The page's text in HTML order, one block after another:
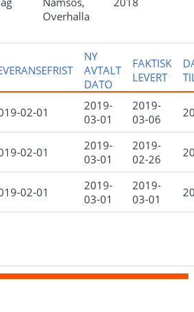
Overhalla
NY
AVTALT
DATO
FAKTISK
LEVERT
02-01
2019-
03-01
2019-
03-06
02-01
2019-
03-01
2019-
02-26
02-01
2019-
03-01
2019-
03-01